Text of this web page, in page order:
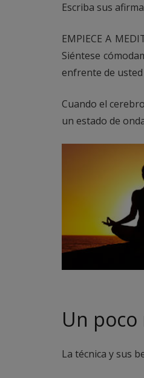
Escriba sus
EMPIECE A
Siéntese
enfrente de usted
Cuando el
un estado de
Un
La técnica y sus